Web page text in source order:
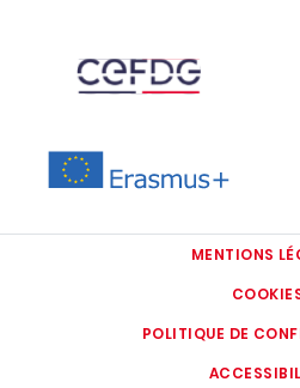
IMAGE
IMAGE
MENTIONS
POLITIQUE DE